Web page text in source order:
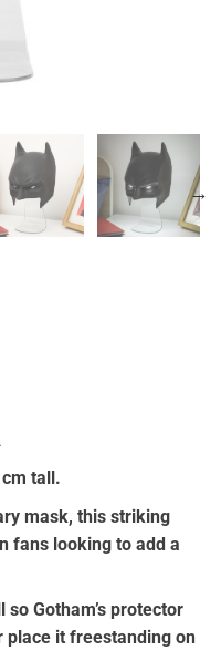
tall.
mask, this striking
fans looking to add a
Gotham’s protector
place it freestanding on